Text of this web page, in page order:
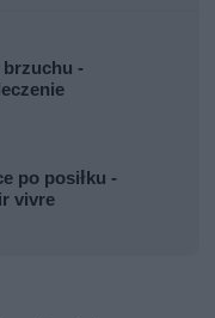
-
po posiłku -
vivre